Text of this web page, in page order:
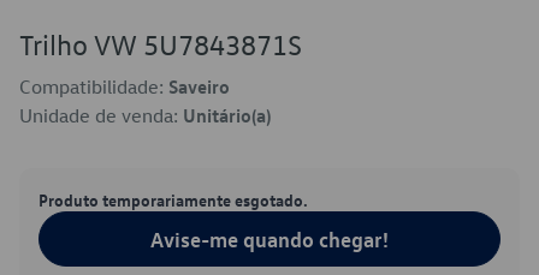
Trilho VW 5U7843871S
Compatibilidade: Saveiro
Unidade de venda: Unitário(a)
Produto temporariamente esgotado.
Avise-me quando chegar!